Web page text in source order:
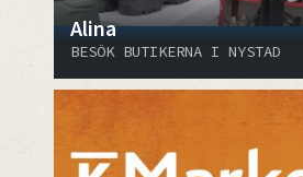
Alina
BESÖK BUTIKERNA I NYSTAD